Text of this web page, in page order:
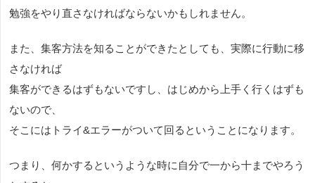
勉強をやり直さなければならないかもしれません。
また、集客方法を知ることができたとしても、実際に行動に移
さなければ
集客ができるはずもないですし、はじめから上手く行くはずも
ないので、
そこにはトライ&エラーがついて回るということになります。
つまり、何かするというような時に自分で一から十までやろう